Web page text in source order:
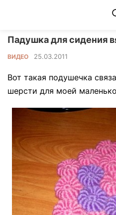
Падушка для сидения
ВИДЕО 25.03.2011
Вот такая подушечка
шерсти для моей